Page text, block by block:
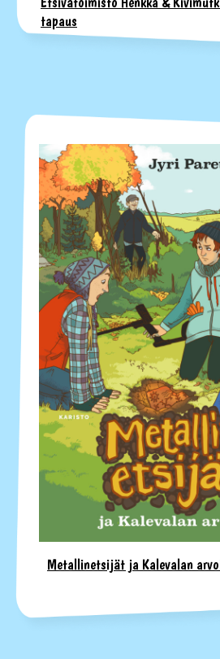
tapaus
Metallinetsijät ja Kalevalan